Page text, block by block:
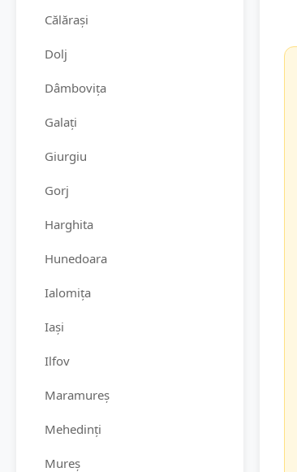
Călărași
Dolj
Dâmbovița
Galați
Giurgiu
Gorj
Harghita
Hunedoara
Ialomița
Iași
Ilfov
Maramureș
Mehedinți
Mureș